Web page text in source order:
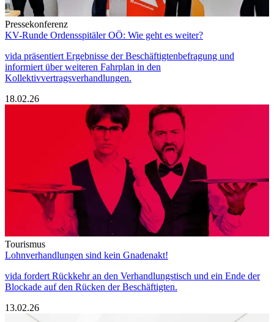
Pressekonferenz
KV-Runde Ordensspitäler OÖ: Wie geht es weiter?
vida präsentiert Ergebnisse der Beschäftigtenbefragung und
informiert über weiteren Fahrplan in den
Kollektivvertragsverhandlungen.
18.02.26
Tourismus
Lohnverhandlungen sind kein Gnadenakt!
vida fordert Rückkehr an den Verhandlungstisch und ein Ende der
Blockade auf den Rücken der Beschäftigten.
13.02.26